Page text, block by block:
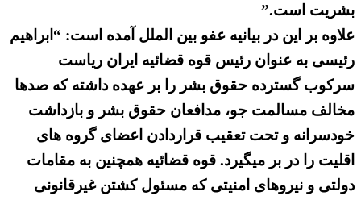
بشریت است.”
علاوه بر این در بیانیه عفو بین الملل آمده است: “ابراهیم
رئیسی به عنوان رئیس قوه قضائیه ایران ریاست
سرکوب گسترده حقوق بشر را بر عهده داشته که صدها
مخالف مسالمت جو، مدافعان حقوق بشر و بازداشت
خودسرانه و تحت تعقیب قراردادن اعضای گروه های
اقلیت را در بر میگیرد. قوه قضائیه همچنین به مقامات
دولتی و نیروهای امنیتی که مسئول کشتن غیرقانونی